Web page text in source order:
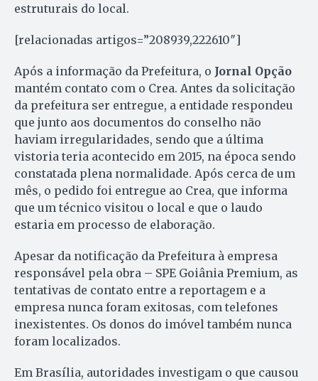
estruturais do local.
[relacionadas artigos=”208939,222610″]
Após a informação da Prefeitura, o Jornal Opção
mantém contato com o Crea. Antes da solicitação
da prefeitura ser entregue, a entidade respondeu
que junto aos documentos do conselho não
haviam irregularidades, sendo que a última
vistoria teria acontecido em 2015, na época sendo
constatada plena normalidade. Após cerca de um
mês, o pedido foi entregue ao Crea, que informa
que um técnico visitou o local e que o laudo
estaria em processo de elaboração.
Apesar da notificação da Prefeitura à empresa
responsável pela obra – SPE Goiânia Premium, as
tentativas de contato entre a reportagem e a
empresa nunca foram exitosas, com telefones
inexistentes. Os donos do imóvel também nunca
foram localizados.
Em Brasília, autoridades investigam o que causou